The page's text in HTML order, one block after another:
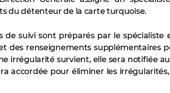
du détenteur de la carte turquoise.
de suivi sont préparés par le
des renseignements supplémentaires
irrégularité survient, elle sera notifiée
accordée pour éliminer les